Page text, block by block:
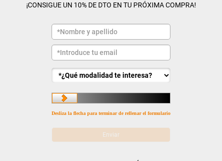
¡CONSIGUE UN 10% DE DTO EN TU PRÓXIMA COMPRA!
Desliza la flecha para terminar de rellenar el formulario